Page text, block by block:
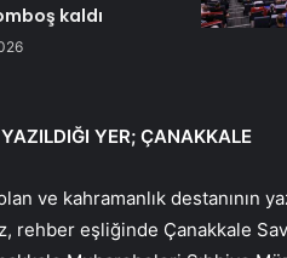
kaldı
YER; ÇANAKKALE
ve kahramanlık destanının
eşliğinde Çanakkale